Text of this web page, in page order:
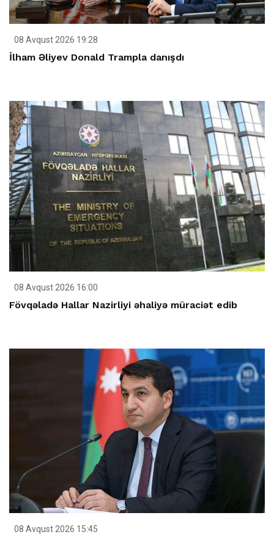
08 Avqust 2026 19:28
İlham Əliyev Donald Trampla danışdı
08 Avqust 2026 16:00
Fövqəladə Hallar Nazirliyi əhaliyə müraciət edib
08 Avqust 2026 15:45